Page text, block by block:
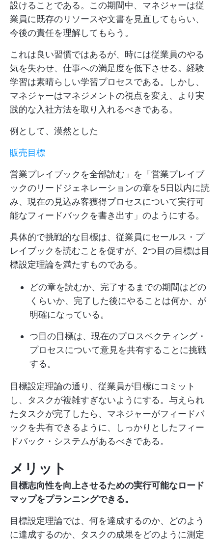
設けることである。この期間中、マネジャーは従
業員に既存のリソースや文書を見直してもらい、
今後の責任を理解してもらう。
これは良い習慣ではあるが、時には従業員のやる
気を失わせ、仕事への満足度を低下させる。経験
学習は素晴らしい学習プロセスである。しかし、
マネジャーはマネジメントの視点を変え、より実
践的な入社方法を取り入れるべきである。
例として、漠然とした
販売目標
営業プレイブックを全部読む」を「営業プレイブ
ックのリードジェネレーションの章を5日以内に読
み、現在の見込み客獲得プロセスについて実行可
能なフィードバックを書き出す」のようにする。
具体的で挑戦的な目標は、従業員にセールス・プ
レイブックを読むことを促すが、2つ目の目標は目
標設定理論を満たすものである。
どの章を読むか、完了するまでの期間はどの
くらいか、完了した後にやることは何か、が
明確になっている。
つ目の目標は、現在のプロスペクティング・
プロセスについて意見を共有することに挑戦
する。
目標設定理論の通り、従業員が目標にコミット
し、タスクが複雑すぎないようにする。与えられ
たタスクが完了したら、マネジャーがフィードバ
ックを共有できるように、しっかりとしたフィー
ドバック・システムがあるべきである。
メリット
目標志向性を向上させるための実行可能なロード
マップをプランニングできる。
目標設定理論では、何を達成するのか、どのよう
に達成するのか、タスクの成果をどのように測定